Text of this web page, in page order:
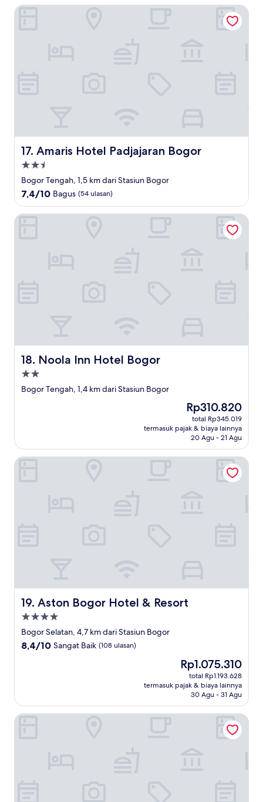
17. Amaris Hotel Padjajaran Bogor
Amaris Hotel Padjajaran Bogor
Properti
bintang
2.5
Bogor Tengah, 1,5 km dari Stasiun Bogor
7.4
dari
10,
7,4/10 Bagus (54 ulasan)
Amaris Hotel Padjajaran Bogor
18. Noola Inn Hotel Bogor
Noola Inn Hotel Bogor
Properti
bintang
Bogor Tengah, 1,4 km dari Stasiun Bogor
Harga
sekarang
Rp310.820
Rp310.820
total Rp345.019
termasuk pajak & biaya lainnya
20 Agu - 21 Agu
Noola Inn Hotel Bogor
19. Aston Bogor Hotel & Resort
Aston Bogor Hotel & Resort
Properti
bintang
4.0
Bogor Selatan, 4,7 km dari Stasiun Bogor
8.4
ulasan)
8,4/10 Sangat Baik (108 ulasan)
Harga
sekarang
Rp1.075.310
Rp1.075.310
total Rp1.193.628
termasuk pajak & biaya lainnya
30 Agu - 31 Agu
Aston Bogor Hotel & Resort
Hotel O Bogor Near Istana Bogor